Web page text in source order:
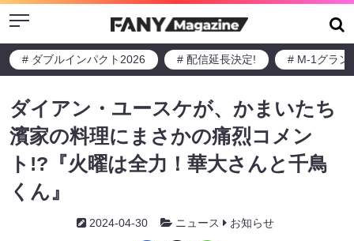
Menu
# ダブルインパクト2026 # 配信延長決定! # M-1グラン
ダイアン・ユースケが、かまいたち
濱家の料理にまさかの痛烈コメン
ト!?『火曜は全力！華大さんと千鳥
くん』
2024-04-30 ニュース お知らせ